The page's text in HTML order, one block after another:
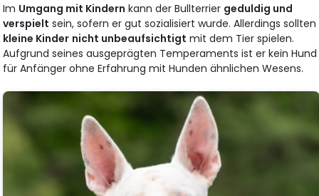
Im Umgang mit Kindern kann der Bullterrier geduldig und
verspielt sein, sofern er gut sozialisiert wurde. Allerdings sollten
kleine Kinder nicht unbeaufsichtigt mit dem Tier spielen.
Aufgrund seines ausgeprägten Temperaments ist er kein Hund
für Anfänger ohne Erfahrung mit Hunden ähnlichen Wesens.